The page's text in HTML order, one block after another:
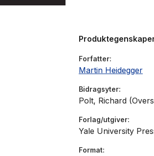
Forfatter
Martin Heidegger
Bidragsyter
Polt, Richard
Forlag/utgiver
Yale University
Format